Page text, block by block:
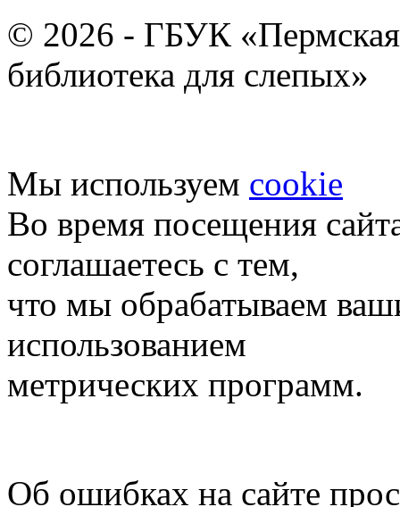
© 2026 - ГБУК «Пермская
библиотека для слепых»
Мы используем cookie
Во время посещения
соглашаетесь с тем,
что мы обрабатываем
использованием
метрических программ.
Об ошибках на сайте